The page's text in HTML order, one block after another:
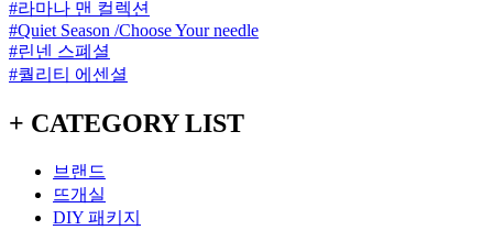
#라마나 맨 컬렉션
#Quiet Season /Choose Your needle
#린넨 스폐셜
#퀄리티 에센셜
+ CATEGORY LIST
브랜드
뜨개실
DIY 패키지